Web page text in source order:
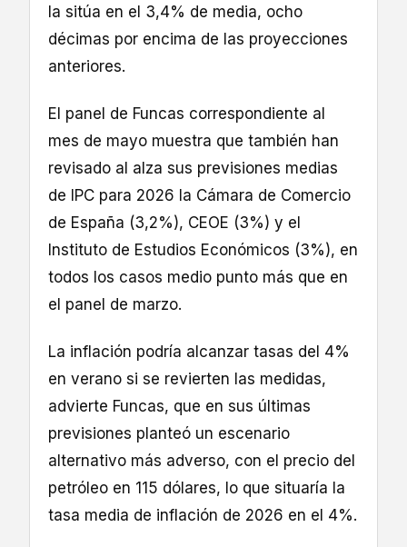
la sitúa en el 3,4% de media, ocho
décimas por encima de las proyecciones
anteriores.
El panel de Funcas correspondiente al
mes de mayo muestra que también han
revisado al alza sus previsiones medias
de IPC para 2026 la Cámara de Comercio
de España (3,2%), CEOE (3%) y el
Instituto de Estudios Económicos (3%), en
todos los casos medio punto más que en
el panel de marzo.
La inflación podría alcanzar tasas del 4%
en verano si se revierten las medidas,
advierte Funcas, que en sus últimas
previsiones planteó un escenario
alternativo más adverso, con el precio del
petróleo en 115 dólares, lo que situaría la
tasa media de inflación de 2026 en el 4%.